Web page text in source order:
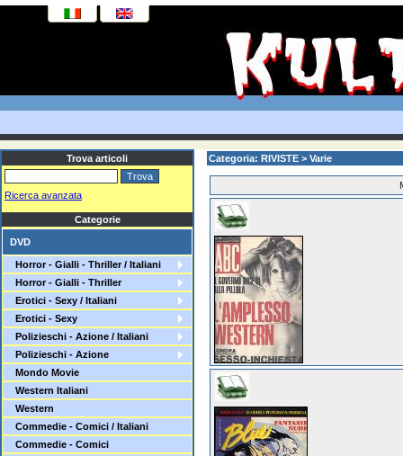
Trova articoli
Ricerca avanzata
Categorie
DVD
Horror - Gialli - Thriller / Italiani
Horror - Gialli - Thriller
Erotici - Sexy / Italiani
Erotici - Sexy
Polizieschi - Azione / Italiani
Polizieschi - Azione
Mondo Movie
Western Italiani
Western
Commedie - Comici / Italiani
Commedie - Comici
Categoria: RIVISTE > Varie